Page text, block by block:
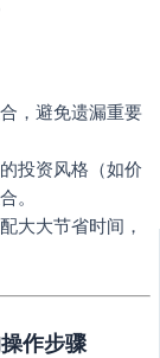
，避免遗漏重要
投资风格（如价
。
大大节省时间，
作步骤